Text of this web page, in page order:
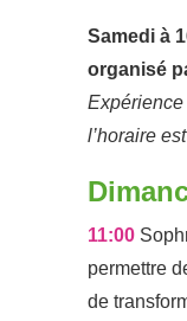
Samedi à
organisé
Expérience
l’horaire
11:00
permettre
de